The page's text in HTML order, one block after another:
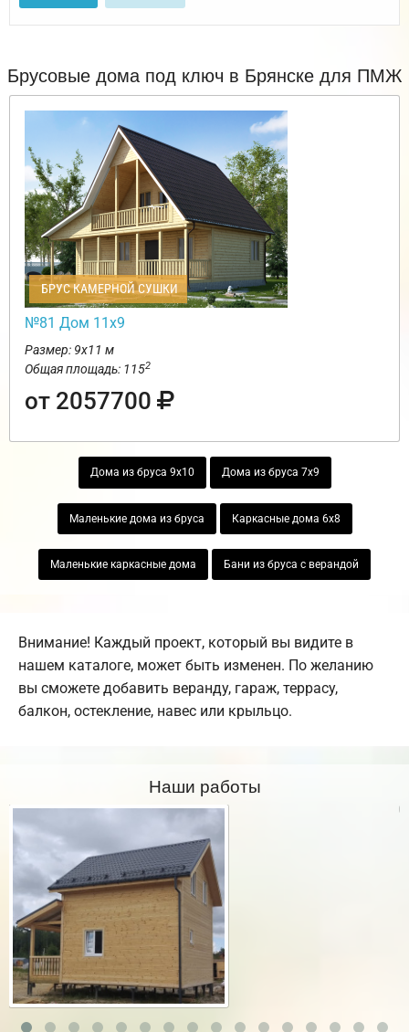
Брусовые дома под ключ в Брянске для ПМЖ
БРУС КАМЕРНОЙ СУШКИ
№81 Дом 11х9
Размер: 9х11 м
Общая площадь: 1152
от 2057700
Дома из бруса 9х10 Дома из бруса 7х9
Маленькие дома из бруса Каркасные дома 6х8
Маленькие каркасные дома Бани из бруса с верандой
Внимание! Каждый проект, который вы видите в
нашем каталоге, может быть изменен. По желанию
вы сможете добавить веранду, гараж, террасу,
балкон, остекление, навес или крыльцо.
Наши работы